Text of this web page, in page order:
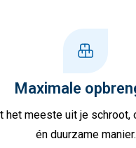
Maximale
het meeste uit je schroot,
én duurzame manier.